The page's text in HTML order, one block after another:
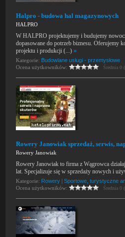
Halpro - budowa hal magazynowych
HALPRO
W HALPRO projektujemy i budujemy
dopasowane do potrzeb biznesu. Oferujemy
projektu i produkcji (...)»
Kategorie: Budowlane usługi - przemysłowe
Ocena użytkowników:
Średnia 0
Rowery Janowiak sprzedaż, serwis,
Rowery Janowiak
Rowery Janowiak to firma z Wągrowca
lat. Specjalizuje się w sprzedaży nowych i
Kategorie: Rowery |Sportowe, turystyczne
Ocena użytkowników:
Średnia 0